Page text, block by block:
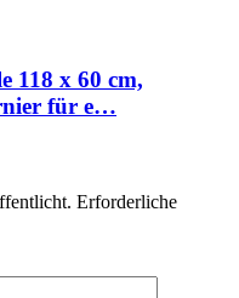
118 x 60 cm,
für e…
Erforderliche